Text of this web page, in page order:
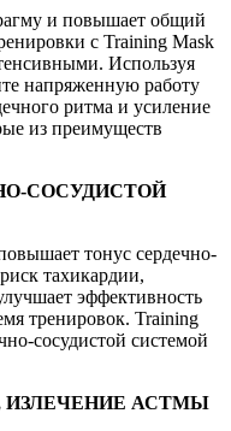
и повышает общий
с Training Mask
Используя
напряженную работу
ритма и усиление
из преимуществ
СОСУДИСТОЙ
тонус сердечно-
тахикардии,
эффективность
тренировок. Training
сосудистой системой
ИЗЛЕЧЕНИЕ АСТМЫ